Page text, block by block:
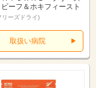
ーフ＆ホキフィースト
ーズドライ)
取扱い病院